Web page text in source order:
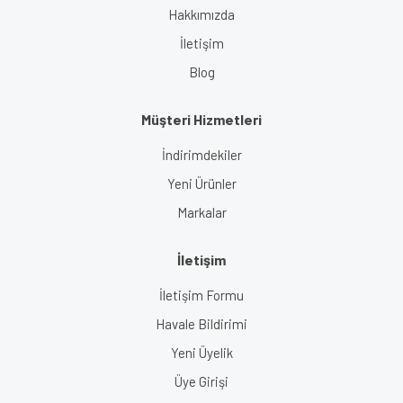
Hakkımızda
İletişim
Blog
Müşteri Hizmetleri
İndirimdekiler
Yeni Ürünler
Markalar
İletişim
İletişim Formu
Havale Bildirimi
Yeni Üyelik
Üye Girişi